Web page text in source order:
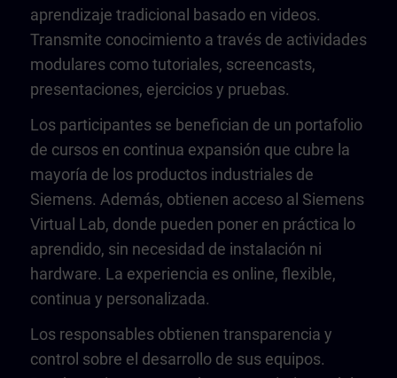
aprendizaje tradicional basado en videos.
Transmite conocimiento a través de actividades
modulares como tutoriales, screencasts,
presentaciones, ejercicios y pruebas.
Los participantes se benefician de un portafolio
de cursos en continua expansión que cubre la
mayoría de los productos industriales de
Siemens. Además, obtienen acceso al Siemens
Virtual Lab, donde pueden poner en práctica lo
aprendido, sin necesidad de instalación ni
hardware. La experiencia es online, flexible,
continua y personalizada.
Los responsables obtienen transparencia y
control sobre el desarrollo de sus equipos.